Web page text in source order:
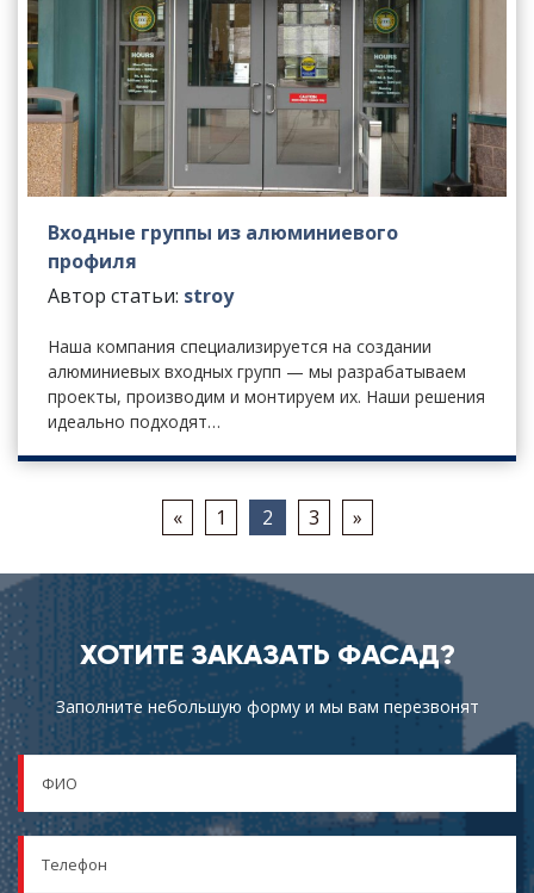
Входные группы из алюминиевого
профиля
Автор статьи: stroy
Наша компания специализируется на создании
алюминиевых входных групп — мы разрабатываем
проекты, производим и монтируем их. Наши решения
идеально подходят…
« 1 2 3 »
ХОТИТЕ ЗАКАЗАТЬ ФАСАД?
Заполните небольшую форму и мы вам перезвонят